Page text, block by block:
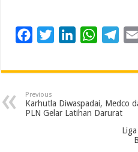
c
b
o
i
t
e
n
e
d
W
a
s
A
l
g
r
a
Previous
Karhutla Diwaspadai, Medco
PLN Gelar Latihan Darurat